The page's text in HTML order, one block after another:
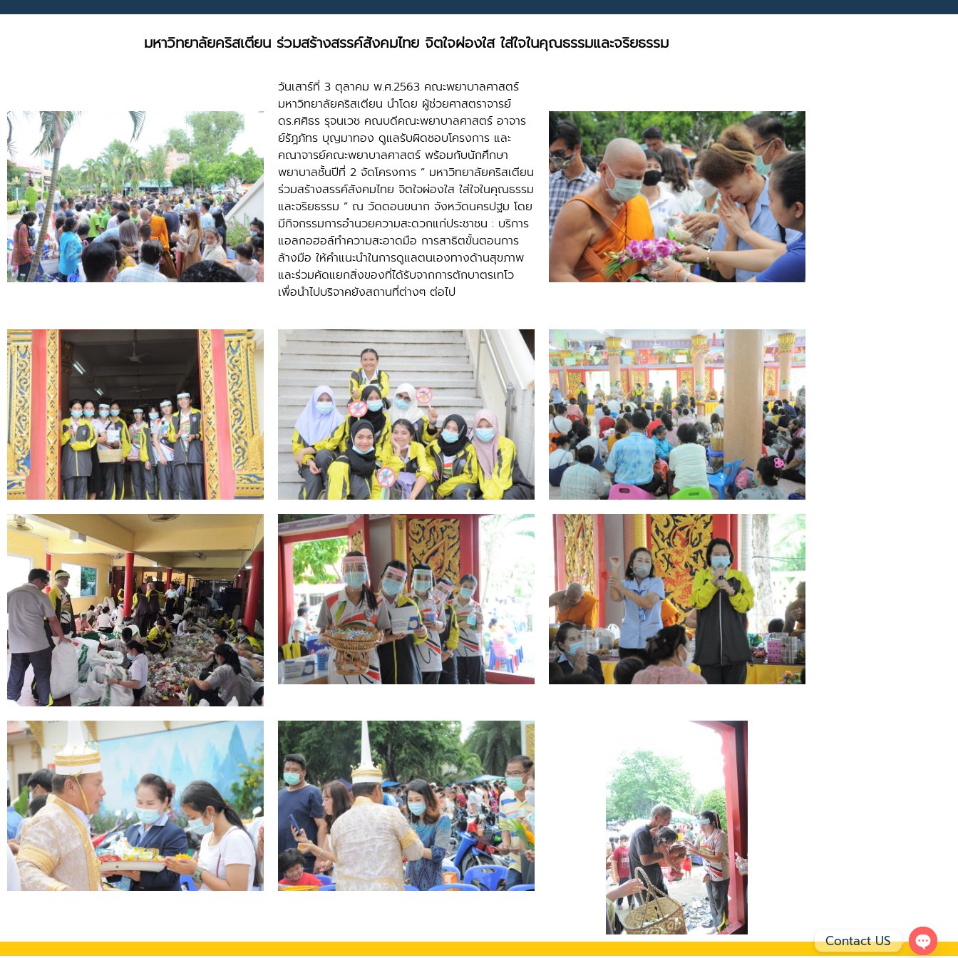
มหาวิทยาลัยคริสเตียน ร่วมสร้างสรรค์สังคมไทย จิตใจผ่องใส ใส่ใจในคุณธรรมและจริยธรรม
วันเสาร์ที่ 3 ตุลาคม พ.ศ.2563 คณะพยาบาลศาสตร์
มหาวิทยาลัยคริสเตียน นำโดย ผู้ช่วยศาสตราจารย์
ดร.ศศิธร รุจนเวช คณบดีคณะพยาบาลศาสตร์ อาจาร
ย์รัฎภัทร บุญมาทอง ดูแลรับผิดชอบโครงการ และ
คณาจารย์คณะพยาบาลศาสตร์ พร้อมกับนักศึกษา
พยาบาลชั้นปีที่ 2 จัดโครงการ ” มหาวิทยาลัยคริสเตียน
ร่วมสร้างสรรค์สังคมไทย จิตใจผ่องใส ใส่ใจในคุณธรรม
และจริยธรรม ” ณ วัดดอนขนาก จังหวัดนครปฐม โดย
มีกิจกรรมการอำนวยความสะดวกแก่ประชาชน : บริการ
แอลกอฮอล์ทำความสะอาดมือ การสาธิตขั้นตอนการ
ล้างมือ ให้คำแนะนำในการดูแลตนเองทางด้านสุขภาพ
และร่วมคัดแยกสิ่งของที่ได้รับจากการตักบาตรเทโว
เพื่อนำไปบริจาคยังสถานที่ต่างๆ ต่อไป
Contact US